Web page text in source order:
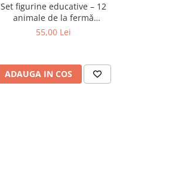
Set figurine educative – 12
animale de la fermă
multicolore
55,00 Lei
ADAUGA IN COS